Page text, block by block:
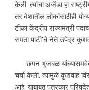
केली. त्यांचा अजेंडा हा
तर देशातील लोकांसाठीही
टीका केंद्रीय राज्यमंत्री
समता पार्टी’चे नेते उपेंद्र
छगन भुजबळ यांच्यासमवेत
चर्चा केली. त्यामुळे कुशवाह
आहे. याबाबत पत्रकार